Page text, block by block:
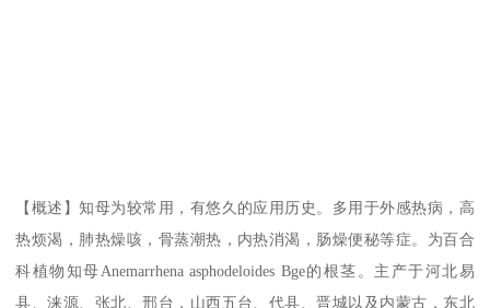
【概述】知母为较常用，有悠久的应用历史。多用于外感热病，高
热烦渴，肺热燥咳，骨蒸潮热，内热消渴，肠燥便秘等症。为百合
科植物知母Anemarrhena asphodeloides Bge的根茎。主产于河北易
县、涞源、张北、邢台，山西五台、代县、晋城以及内蒙古，东北